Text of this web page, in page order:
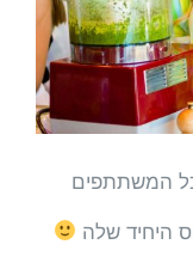
המשתתפים
היחיד שלה